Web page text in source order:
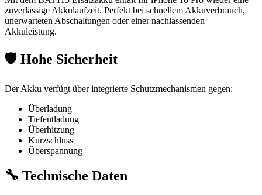
zuverlässige Akkulaufzeit. Perfekt bei schnellem Akkuverbrauch,
unerwarteten Abschaltungen oder einer nachlassenden
Akkuleistung.
🛡️ Hohe Sicherheit
Der Akku verfügt über integrierte Schutzmechanismen gegen:
Überladung
Tiefentladung
Überhitzung
Kurzschluss
Überspannung
🔧 Technische Daten